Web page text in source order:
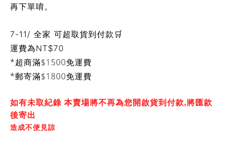
再下單唷。
7-11/ 全家 可超取貨到付款🛒
運費為NT$70
*超商滿$1500免運費
*郵寄滿$1800免運費
如有未取紀錄 本賣場將不再為您開啟貨到付款,將匯款
後寄出
造成不便見諒